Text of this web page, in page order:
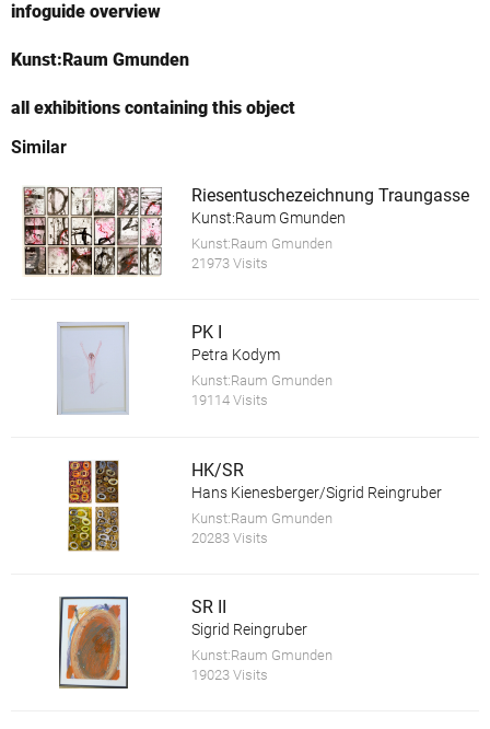
infoguide overview
Kunst:Raum Gmunden
all exhibitions containing this object
Similar
Riesentuschezeichnung Traungasse
Kunst:Raum Gmunden
Kunst:Raum Gmunden
21973 Visits
PK I
Petra Kodym
Kunst:Raum Gmunden
19114 Visits
HK/SR
Hans Kienesberger/Sigrid Reingruber
Kunst:Raum Gmunden
20283 Visits
SR II
Sigrid Reingruber
Kunst:Raum Gmunden
19023 Visits